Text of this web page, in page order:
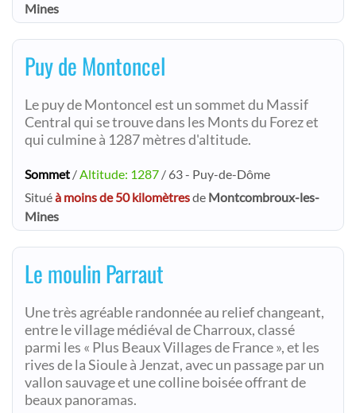
Mines
Puy de Montoncel
Le puy de Montoncel est un sommet du Massif
Central qui se trouve dans les Monts du Forez et
qui culmine à 1287 mètres d'altitude.
Sommet /Altitude: 1287 / 63 - Puy-de-Dôme
Situéà moins de 50 kilomètresde Montcombroux-les-
Mines
Le moulin Parraut
Une très agréable randonnée au relief changeant,
entre le village médiéval de Charroux, classé
parmi les « Plus Beaux Villages de France », et les
rives de la Sioule à Jenzat, avec un passage par un
vallon sauvage et une colline boisée offrant de
beaux panoramas.